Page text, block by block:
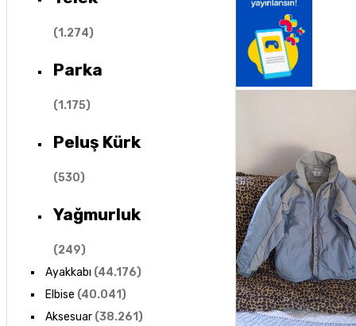
(1.274)
Parka
(1.175)
Peluş Kürk
(530)
Yağmurluk
(249)
Ayakkabı (44.176)
Elbise (40.041)
Aksesuar(38.261)